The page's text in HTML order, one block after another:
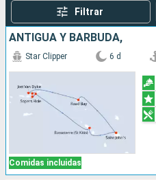
Filtrar
ANTIGUA Y BARBUDA,
Comidas incluidas
Star Clipper 6 d